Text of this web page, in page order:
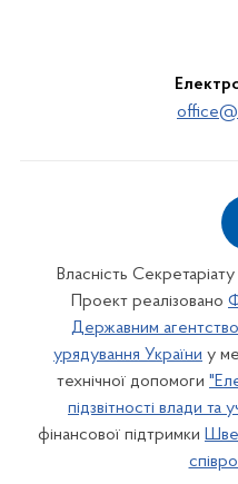
Власність
Проект реалізовано
Державним
урядування України у
технічної допомоги
підзвітності влади та
фінансової підтримки